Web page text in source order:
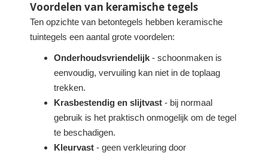
Voordelen van keramische tegels
Ten opzichte van betontegels hebben keramische
tuintegels een aantal grote voordelen:
Onderhoudsvriendelijk - schoonmaken is
eenvoudig, vervuiling kan niet in de toplaag
trekken.
Krasbestendig en slijtvast - bij normaal
gebruik is het praktisch onmogelijk om de tegel
te beschadigen.
Kleurvast - geen verkleuring door